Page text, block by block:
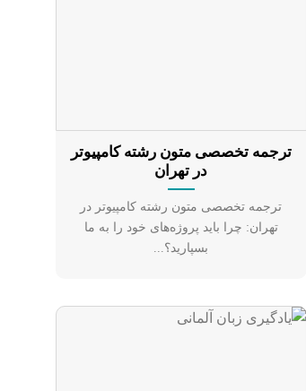
ترجمه تخصصی متون رشته کامپیوتر
در تهران
ترجمه تخصصی متون رشته کامپیوتر در
تهران: چرا باید پروژه‌های خود را به ما
بسپارید؟...